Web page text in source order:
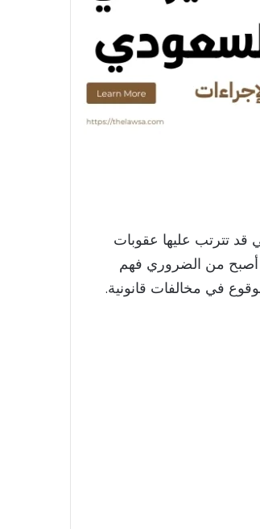
قد تترتب عليها عقوبات
أصبح من الضروري فهم
في مخالفات قانونية.